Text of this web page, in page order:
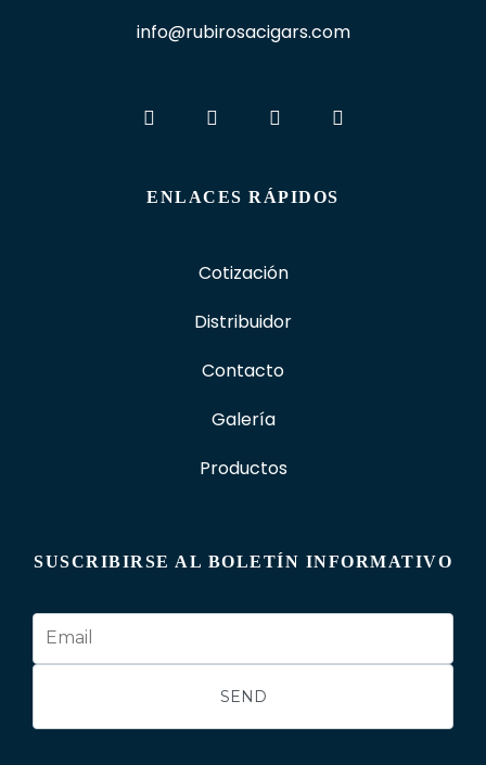
info@rubirosacigars.com
ENLACES RÁPIDOS
Cotización
Distribuidor
Contacto
Galería
Productos
SUSCRIBIRSE AL BOLETÍN INFORMATIVO